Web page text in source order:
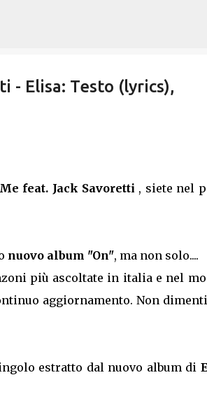
- Elisa: Testo (lyrics),
feat. Jack Savoretti , siete nel
nuovo album "On", ma non solo....
più ascoltate in italia e nel
aggiornamento. Non
estratto dal nuovo album di